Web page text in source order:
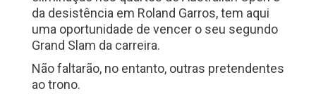
da desistência em Roland Garros, tem aqui
uma oportunidade de vencer o seu segundo
Grand Slam da carreira.
Não faltarão, no entanto, outras pretendentes
ao trono.